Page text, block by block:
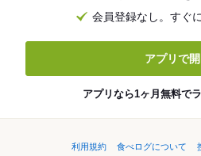
会員登録なし。すぐ
アプリで開
アプリなら1ヶ月無料で
利用規約 食べログについて